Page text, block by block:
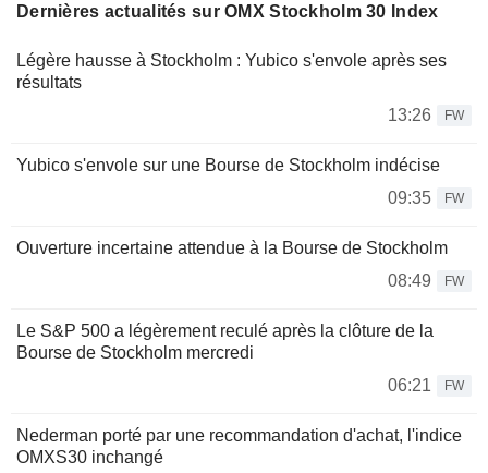
Dernières actualités sur OMX Stockholm 30 Index
Légère hausse à Stockholm : Yubico s'envole après ses
résultats
13:26
FW
Yubico s'envole sur une Bourse de Stockholm indécise
09:35
FW
Ouverture incertaine attendue à la Bourse de Stockholm
08:49
FW
Le S&P 500 a légèrement reculé après la clôture de la
Bourse de Stockholm mercredi
06:21
FW
Nederman porté par une recommandation d'achat, l'indice
OMXS30 inchangé